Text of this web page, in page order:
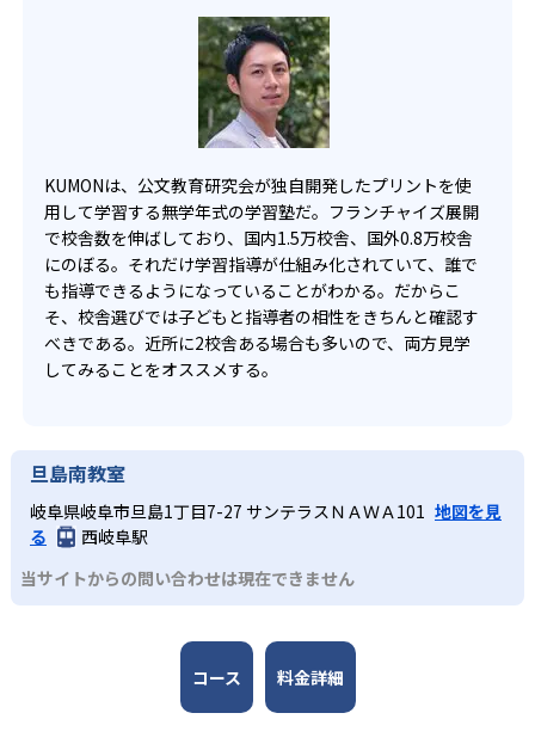
KUMONは、公文教育研究会が独自開発したプリントを使
用して学習する無学年式の学習塾だ。フランチャイズ展開
で校舎数を伸ばしており、国内1.5万校舎、国外0.8万校舎
にのぼる。それだけ学習指導が仕組み化されていて、誰で
も指導できるようになっていることがわかる。だからこ
そ、校舎選びでは子どもと指導者の相性をきちんと確認す
べきである。近所に2校舎ある場合も多いので、両方見学
してみることをオススメする。
旦島南教室
岐阜県岐阜市旦島1丁目7-27 サンテラスＮＡＷＡ101 地図を見
る
西岐阜駅
当サイトからの問い合わせは現在できません
コース 料金詳細